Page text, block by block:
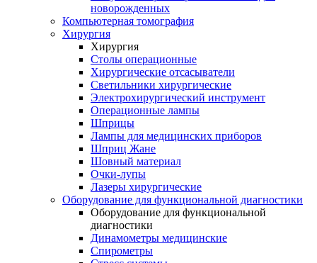
новорожденных
Компьютерная томография
Хирургия
Хирургия
Столы операционные
Хирургические отсасыватели
Светильники хирургические
Электрохирургический инструмент
Операционные лампы
Шприцы
Лампы для медицинских приборов
Шприц Жане
Шовный материал
Очки-лупы
Лазеры хирургические
Оборудование для функциональной диагностики
Оборудование для функциональной
диагностики
Динамометры медицинские
Спирометры